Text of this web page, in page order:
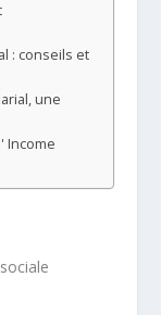
: conseils et
une
Income